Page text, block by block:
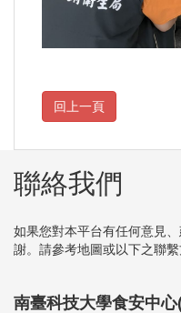
聯絡我們
如果您對本平台有任何意見
謝。請參考地圖或以下之聯繫
南臺科技大學食安中